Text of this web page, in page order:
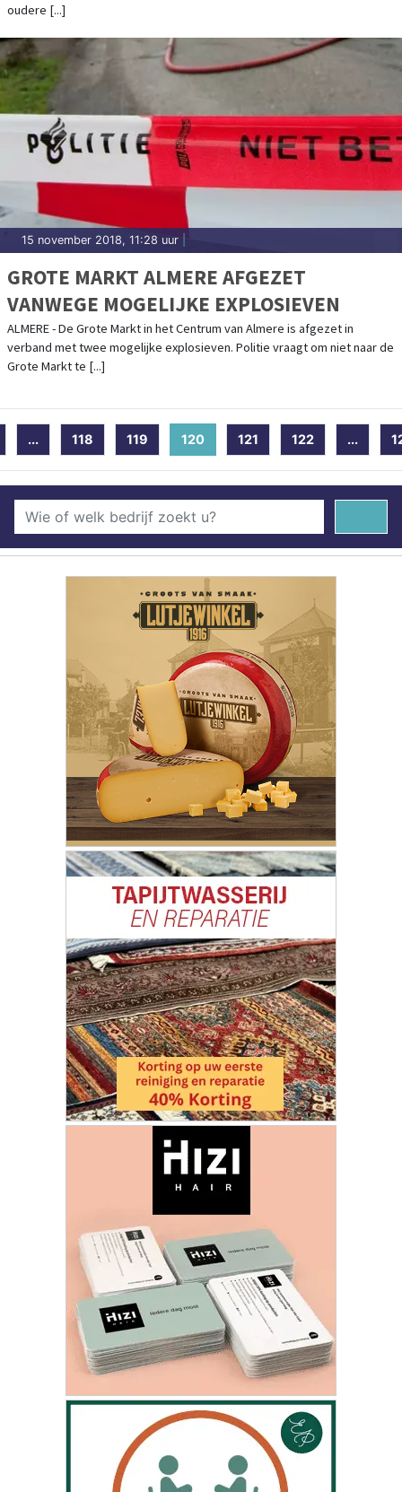
oudere [...]
15 november 2018, 11:28 uur
GROTE MARKT ALMERE AFGEZET
VANWEGE MOGELIJKE EXPLOSIEVEN
ALMERE - De Grote Markt in het Centrum van Almere is afgezet in
verband met twee mogelijke explosieven. Politie vraagt om niet naar de
Grote Markt te [...]
... 118 119 120 (current)
121 122 ...